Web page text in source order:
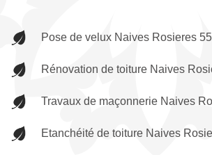
Pose de velux Naives Rosieres
Rénovation de toiture Naives
Travaux de maçonnerie Naives
Etanchéité de toiture Naives